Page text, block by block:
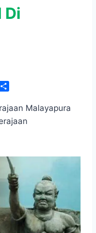
Di
a
r
e
Malayapura